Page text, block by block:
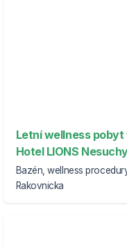
Letní wellness
Hotel LIONS
Bazén, wellness
Rakovnicka